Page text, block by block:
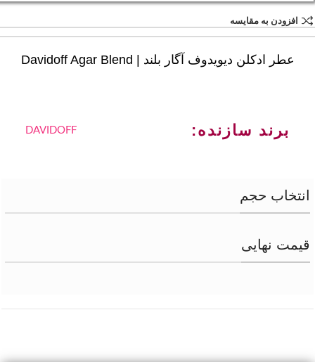
افزودن به مقایسه
عطر ادکلن دیویدوف آگار بلند | Davidoff Agar Blend
برند سازنده: DAVIDOFF
انتخاب حجم
قیمت نهایی